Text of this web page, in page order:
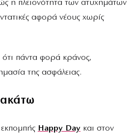
η πλειονότητα των ατυχημάτων
αφορά νέους χωρίς
ότι πάντα φορά κράνος,
της ασφάλειας.
Happy Dayκαι στον